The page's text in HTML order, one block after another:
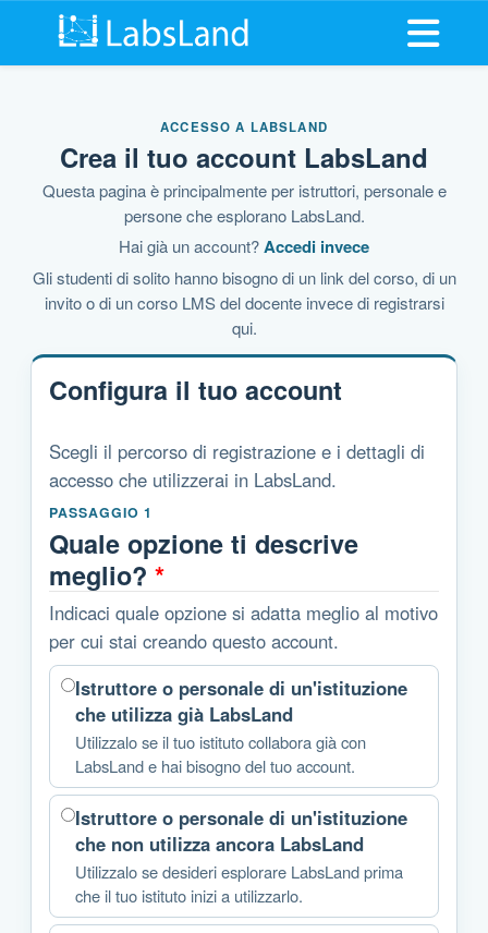
Apri il
ACCESSO A LABSLAND
Crea il tuo account LabsLand
Questa pagina è principalmente per istruttori, personale e
persone che esplorano LabsLand.
Hai già un account?Accedi invece
Gli studenti di solito hanno bisogno di un link del corso, di un
invito o di un corso LMS del docente invece di registrarsi
qui.
Configura il tuo account
Scegli il percorso di registrazione e i dettagli di
accesso che utilizzerai in LabsLand.
PASSAGGIO 1
Quale opzione ti descrive
meglio? *
Indicaci quale opzione si adatta meglio al motivo
per cui stai creando questo account.
Istruttore o personale di un'istituzione
che utilizza già LabsLand
Utilizzalo se il tuo istituto collabora già con
LabsLand e hai bisogno del tuo account.
Istruttore o personale di un'istituzione
che non utilizza ancora LabsLand
Utilizzalo se desideri esplorare LabsLand prima
che il tuo istituto inizi a utilizzarlo.